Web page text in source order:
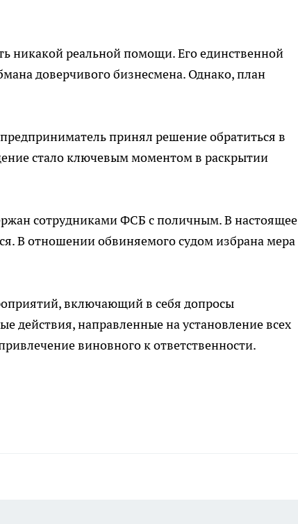
никакой реальной помощи. Его единственной
доверчивого бизнесмена. Однако, план
принял решение обратиться в
стало ключевым моментом в раскрытии
сотрудниками ФСБ с поличным. В настоящее
В отношении обвиняемого судом избрана мера
включающий в себя допросы
действия, направленные на установление всех
виновного к ответственности.